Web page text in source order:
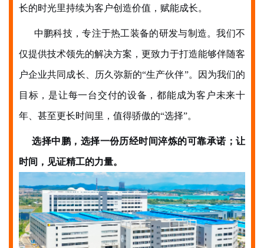
长的时光里持续为客户创造价值，赋能成长。
中鹏科技，专注于热工装备的研发与制造。我们不
仅提供技术领先的解决方案，更致力于打造能够伴随客
户企业共同成长、历久弥新的“生产伙伴”。因为我们的
目标，是让每一台交付的设备，都能成为客户未来十
年、甚至更长时间里，值得骄傲的“选择”。
选择中鹏，选择一份历经时间淬炼的可靠承诺； 让
时间，见证精工的力量。